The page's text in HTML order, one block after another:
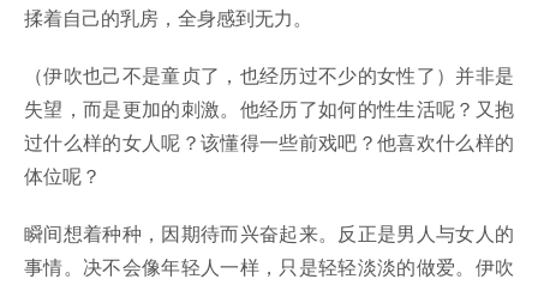
揉着自己的乳房，全身感到无力。
（伊吹也己不是童贞了，也经历过不少的女性了）并非是
失望，而是更加的刺激。他经历了如何的性生活呢？又抱
过什么样的女人呢？该懂得一些前戏吧？他喜欢什么样的
体位呢？
瞬间想着种种，因期待而兴奋起来。反正是男人与女人的
事情。决不会像年轻人一样，只是轻轻淡淡的做爱。伊吹